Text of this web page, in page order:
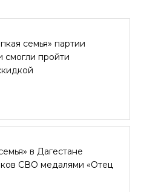
семья» партии
смогли пройти
в Дагестане
СВО медалями «Отец